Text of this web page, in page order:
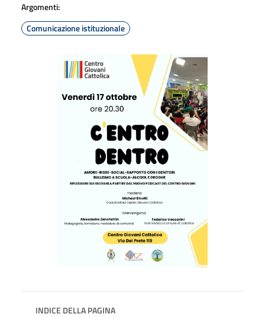
Argomenti:
Comunicazione istituzionale
INDICE DELLA PAGINA